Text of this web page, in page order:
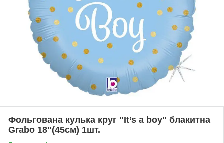
Фольгована кулька круг "It’s a boy" блакитна
Grabo 18"(45см) 1шт.